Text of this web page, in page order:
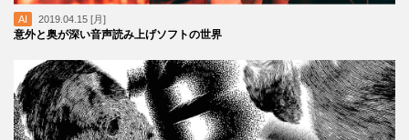
AI 2019.04.15 [月]
意外と奥が深い音声読み上げソフトの世界